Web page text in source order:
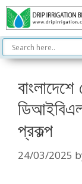
Skip
to
content
প্রকল্প
24/03/2025